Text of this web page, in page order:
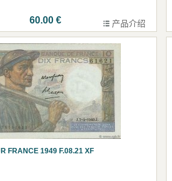
60.00 € 产品介绍
FRANCE 1949 F.08.21 XF